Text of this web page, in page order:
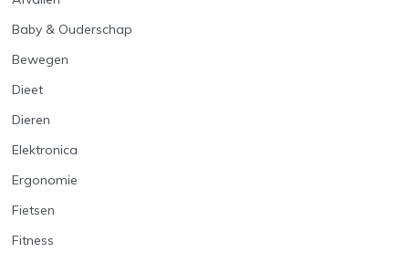
Baby & Ouderschap
Bewegen
Dieet
Dieren
Elektronica
Ergonomie
Fietsen
Fitness